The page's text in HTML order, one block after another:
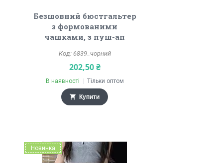
Безшовний бюстгальтер
з формованими
чашками, з пуш-ап
6839_чорний
202,50 ₴
В наявності Тільки оптом
Купити
Новинка